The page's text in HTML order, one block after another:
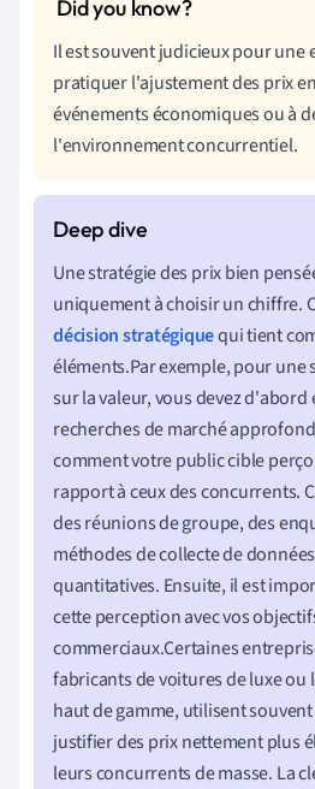
Il est souvent judicieux pour une
pratiquer l'ajustement des prix
événements économiques ou à
l'environnement concurrentiel.
Une stratégie des prix bien
uniquement à choisir un chiffre.
décision stratégiquequi tient
éléments.Par exemple, pour une
sur la valeur, vous devez d'abord
recherches de marché
comment votre public cible
rapport à ceux des concurrents.
des réunions de groupe, des
méthodes de collecte de
quantitatives. Ensuite, il est
cette perception avec vos
commerciaux.Certaines
fabricants de voitures de luxe ou
haut de gamme, utilisent
justifier des prix nettement plus
leurs concurrents de masse. La